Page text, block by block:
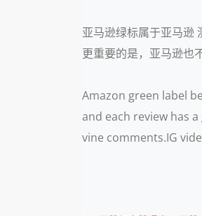
亚马逊绿标属于亚马逊
更重要的是，亚马逊也
Amazon green label
and each review has
vine comments.IG